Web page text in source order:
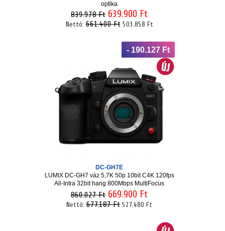
optika
839.978 Ft 639.900 Ft
Nettó:661.400 Ft 503.858 Ft
- 190.127 Ft
DC-GH7E
LUMIX DC-GH7 váz 5,7K 50p 10bit C4K 120fps
All-Intra 32bit hang 800Mbps MultiFocus
860.027 Ft 669.900 Ft
Nettó: 677.187 Ft 527.480 Ft